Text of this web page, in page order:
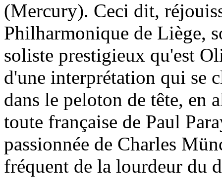
(Mercury). Ceci dit,
Philharmonique de Liège,
soliste prestigieux qu'est
d'une interprétation qui se
dans le peloton de tête, en
toute française de Paul
passionnée de Charles
fréquent de la lourdeur du